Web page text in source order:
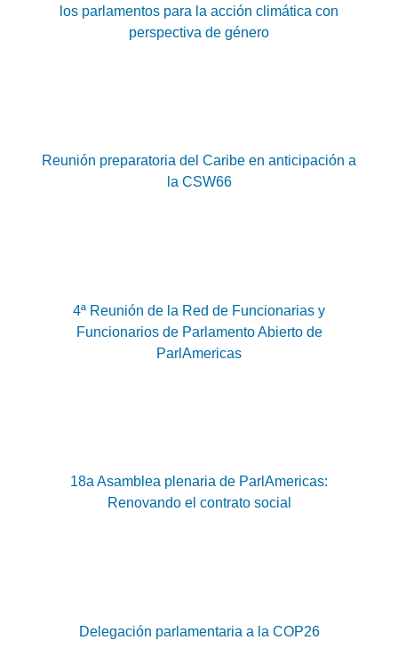
los parlamentos para la acción climática con
perspectiva de género
Reunión preparatoria del Caribe en anticipación a
la CSW66
4ª Reunión de la Red de Funcionarias y
Funcionarios de Parlamento Abierto de
ParlAmericas
18a Asamblea plenaria de ParlAmericas:
Renovando el contrato social
Delegación parlamentaria a la COP26